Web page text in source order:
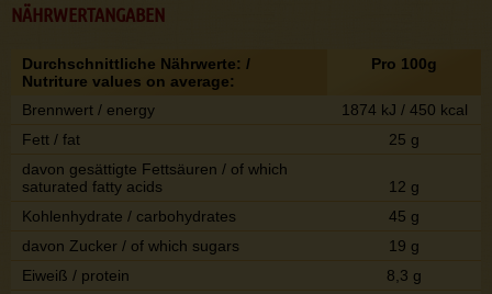
NÄHRWERTANGABEN
Durchschnittliche Nährwerte: /
Nutriture values on average:
Pro 100g
Brennwert / energy
1874 kJ / 450 kcal
Fett / fat
25 g
davon gesättigte Fettsäuren / of which
saturated fatty acids
12 g
Kohlenhydrate / carbohydrates
45 g
davon Zucker / of which sugars
19 g
Eiweiß / protein
8,3 g